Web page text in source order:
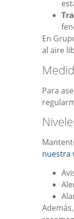
En
al aire
Para
nuestra